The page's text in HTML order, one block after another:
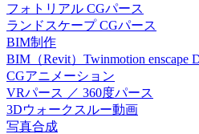
フォトリアル CGパース
ランドスケープ CGパース
BIM制作
BIM（Revit）Twinmotion enscape
CGアニメーション
VRパース ／ 360度パース
3Dウォークスルー動画
写真合成